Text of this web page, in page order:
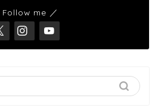
Follow me ／